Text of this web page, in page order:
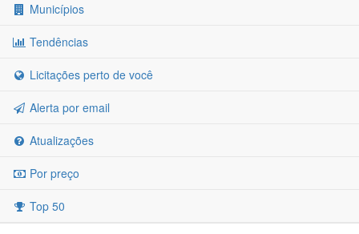
Municípios
Tendências
Licitações perto de você
Alerta por email
Atualizações
Por preço
Top 50